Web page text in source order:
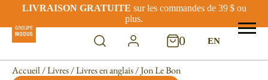
LIVRAISON GRATUITE sur les commandes de 39 $ ou
plus.
0 EN
Accueil/Livres/Livres en anglais/ Jon Le Bon